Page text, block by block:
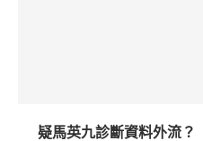
疑馬英九診斷資料外流